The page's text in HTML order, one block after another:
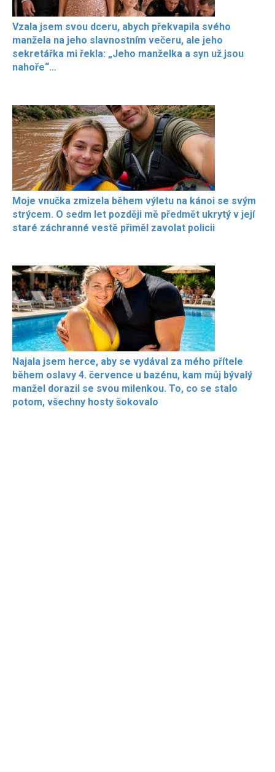
Vzala jsem svou dceru, abych překvapila svého
manžela na jeho slavnostním večeru, ale jeho
sekretářka mi řekla: „Jeho manželka a syn už jsou
nahoře“…
Moje vnučka zmizela během výletu na kánoi se svým
strýcem. O sedm let později mě předmět ukrytý v její
staré záchranné vestě přiměl zavolat policii
Najala jsem herce, aby se vydával za mého přítele
během oslavy 4. července u bazénu, kam můj bývalý
manžel dorazil se svou milenkou. To, co se stalo
potom, všechny hosty šokovalo